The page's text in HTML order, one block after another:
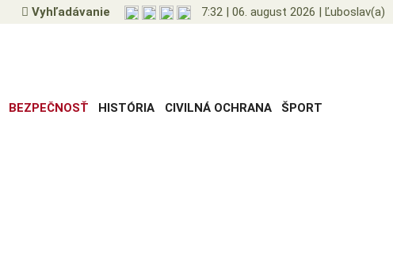
Vyhľadávanie 7:32 | 06. august 2026 | Ľuboslav(a)
BEZPEČNOSŤ HISTÓRIA CIVILNÁ OCHRANA ŠPORT